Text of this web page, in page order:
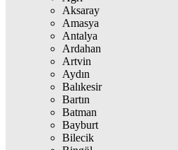
Aksaray
Amasya
Antalya
Ardahan
Artvin
Aydın
Balıkesir
Bartın
Batman
Bayburt
Bilecik